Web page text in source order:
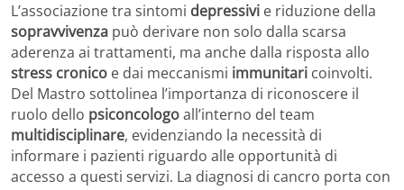
L’associazione tra sintomi depressivi e riduzione della
sopravvivenza può derivare non solo dalla scarsa
aderenza ai trattamenti, ma anche dalla risposta allo
stress cronico e dai meccanismi immunitari coinvolti.
Del Mastro sottolinea l’importanza di riconoscere il
ruolo dello psiconcologoall’interno del team
multidisciplinare, evidenziando la necessità di
informare i pazienti riguardo alle opportunità di
accesso a questi servizi. La diagnosi di cancro porta con